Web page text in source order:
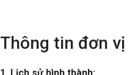
Thông tin đơn vị